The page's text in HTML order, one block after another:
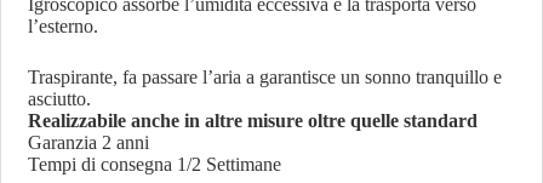
Igroscopico assorbe l’umidità eccessiva e la trasporta verso
l’esterno.
Traspirante, fa passare l’aria a garantisce un sonno tranquillo e
asciutto.
Realizzabile anche in altre misure oltre quelle standard
Garanzia 2 anni
Tempi di consegna 1/2 Settimane